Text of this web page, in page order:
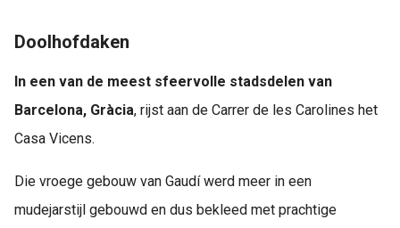
Doolhofdaken
In een van de meest sfeervolle stadsdelen van
Barcelona, Gràcia, rijst aan de Carrer de les Carolines het
Casa Vicens.
Die vroege gebouw van Gaudí werd meer in een
mudejarstijl gebouwd en dus bekleed met prachtige